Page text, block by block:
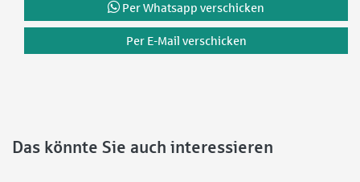
Per Whatsapp verschicken
Per E-Mail verschicken
Das könnte Sie auch interessieren